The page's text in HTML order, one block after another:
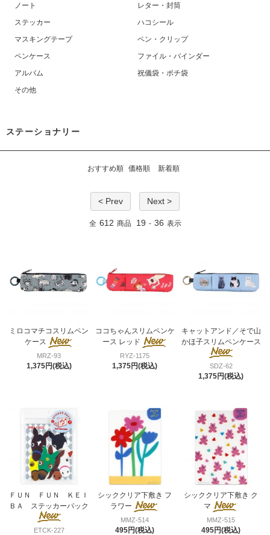
ノート
レター・封筒
ステッカー
ハコシール
マスキングテープ
ペン・クリップ
ペンケース
ファイル・バインダー
アルバム
祝儀袋・ポチ袋
その他
ステーショナリー
おすすめ順 価格順 新着順
< Prev Next >
全 612 商品 19 - 36 表示
ミロコマチコスリムペン
ケース
MRZ-93
1,375円(税込)
ココちゃんスリムペンケ
ース レッド
RYZ-1175
1,375円(税込)
キャットアンド／そで山
かほ子スリムペンケース
SDZ-62
1,375円(税込)
ＦＵＮ ＦＵＮ ＫＥＩ
ＢＡ ステッカーパック
ETCK-227
シッククリア下敷き フ
ラワー
MMZ-514
495円(税込)
シッククリア下敷き ク
マ
MMZ-515
495円(税込)